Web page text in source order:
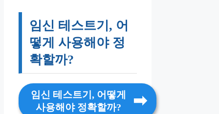
임신 테스트기, 어
떻게 사용해야 정
확할까?
임신 테스트기, 어떻게
사용해야 정확할까?